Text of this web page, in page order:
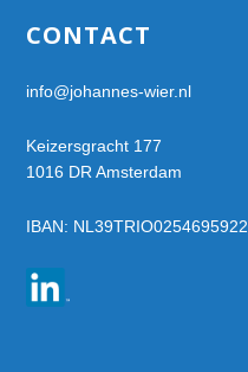
Footer
CONTACT
info@johannes-wier.nl
Keizersgracht 177
1016 DR Amsterdam
IBAN: NL39TRIO0254695922